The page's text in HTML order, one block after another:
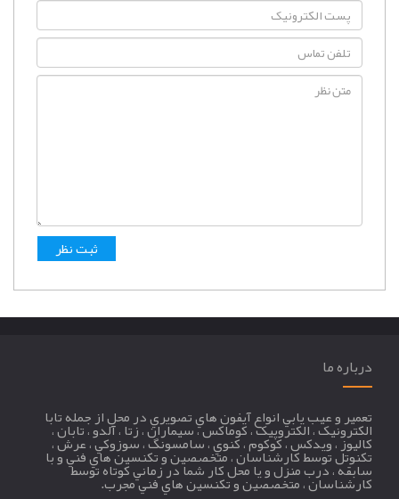
درباره ما
تعمير و عيب يابي انواع آيفون هاي تصويري در محل از جمله تابا
الکترونيک ، الکتروپيک ، کوماکس ، سيماران ، زتا ، آلدو ، تابان ،
کاليوز ، ويدکس ، کوکوم ، کنوي ، سامسونگ ، سوزوکي ، عرش ،
تکنوتل توسط کارشناسان ، متخصصين و تکنسين هاي فني و با
سابقه ، درب منزل و يا محل کار شما در زماني کوتاه توسط
کارشناسان ، متخصصين و تکنسين هاي فني مجرب.